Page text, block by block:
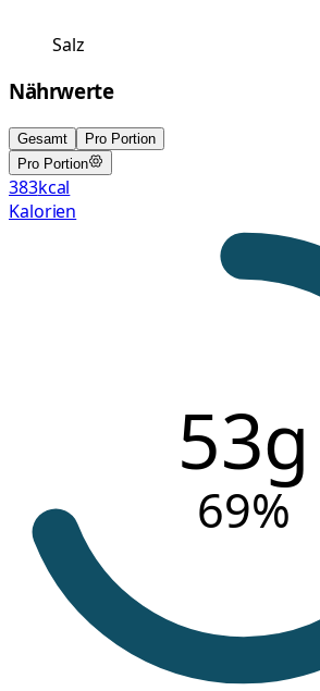
Salz
Nährwerte
Gesamt
Pro Portion
Pro Portion
383kcal
Kalorien
53g
69%